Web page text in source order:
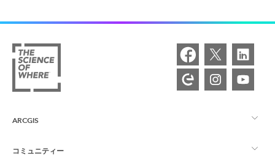
ARCGIS
ArcGIS の概要
コミュニティー